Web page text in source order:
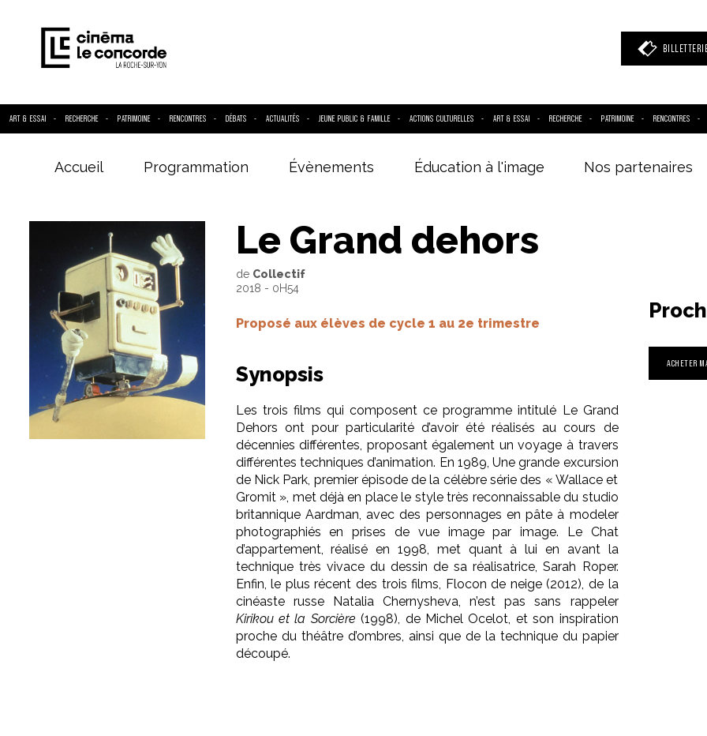
ART & ESSAI RECHERCHE PATRIMOINE RENCONTRES DÉBATS ACTUALITÉS JEUNE PUBLIC & FAMILLE ACTIONS CULTURELLES ART & ESSAI RECHERCHE PATRIMOINE RENCONTRES
Accueil Programmation Évènements Éducation à l'image Nos partenaires
Le Grand dehors
de Collectif
2018 - 0H54
Proposé aux élèves de cycle 1 au 2e trimestre
Synopsis
Les trois films qui composent ce programme intitulé Le Grand
Dehors ont pour particularité d’avoir été réalisés au cours de
décennies différentes, proposant également un voyage à travers
différentes techniques d’animation. En 1989,Une grande excursion
de Nick Park, premier épisode de la célèbre série des « Wallace et
Gromit », met déjà en place le style très reconnaissable du studio
britannique Aardman, avec des personnages en pâte à modeler
photographiés en prises de vue image par image. Le Chat
d’appartement, réalisé en 1998, met quant à lui en avant la
technique très vivace du dessin de sa réalisatrice, Sarah Roper.
Enfin, le plus récent des trois films, Flocon de neige(2012), de la
cinéaste russe Natalia Chernysheva, n’est pas sans rappeler
Kirikou et la Sorcière (1998), de Michel Ocelot, et son inspiration
proche du théâtre d’ombres, ainsi que de la technique du papier
découpé.
ACHETER